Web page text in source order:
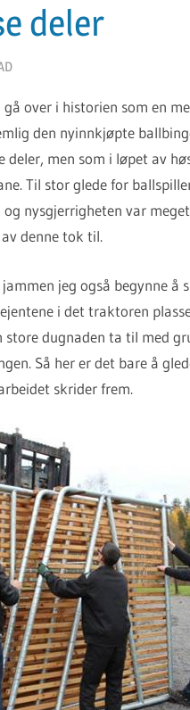
deler
over i historien som en
den nyinnkjøpte
deler, men som i løpet av
Til stor glede for
nysgjerrigheten var
denne tok til.
jeg også begynne å
i det traktoren
dugnaden ta til med
Så her er det bare å
skrider frem.